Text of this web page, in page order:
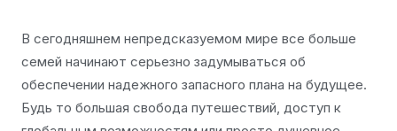
В сегодняшнем непредсказуемом мире все больше
семей начинают серьезно задумываться об
обеспечении надежного запасного плана на будущее.
Будь то большая свобода путешествий, доступ к